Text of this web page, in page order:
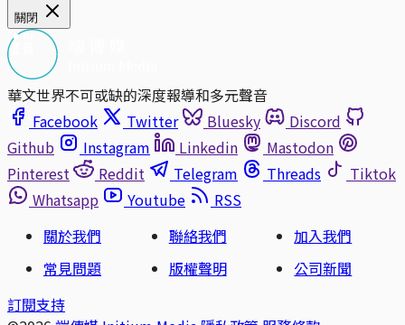
關閉
華文世界不可或缺的深度報導和多元聲音
Facebook
Twitter Bluesky
Discord
Github
Instagram Linkedin
Mastodon
Pinterest
Reddit Telegram Threads
Tiktok
Whatsapp
Youtube
RSS
關於我們
聯絡我們
加入我們
常見問題
版權聲明
公司新聞
訂閱支持